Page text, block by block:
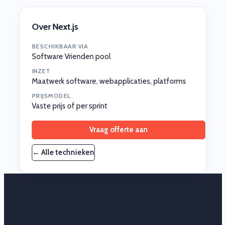
Over Next.js
BESCHIKBAAR VIA
Software Vrienden pool
INZET
Maatwerk software, webapplicaties, platforms
PRIJSMODEL
Vaste prijs of per sprint
Vraag offerte aan
← Alle technieken